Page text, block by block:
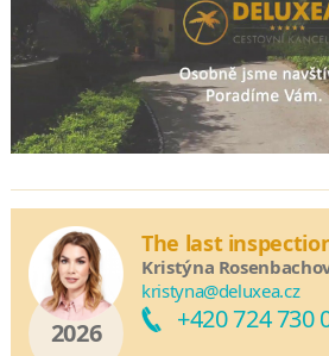
2026
The last
Kristýna
kristyna@deluxea.cz
+420 724 730